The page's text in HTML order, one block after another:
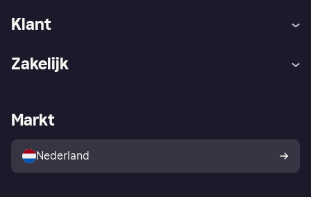
Klant
Winkeloverzicht
Kopersbescherming voor
consumenten
Zakelijk
Zakelijke login
Markt
Nederland